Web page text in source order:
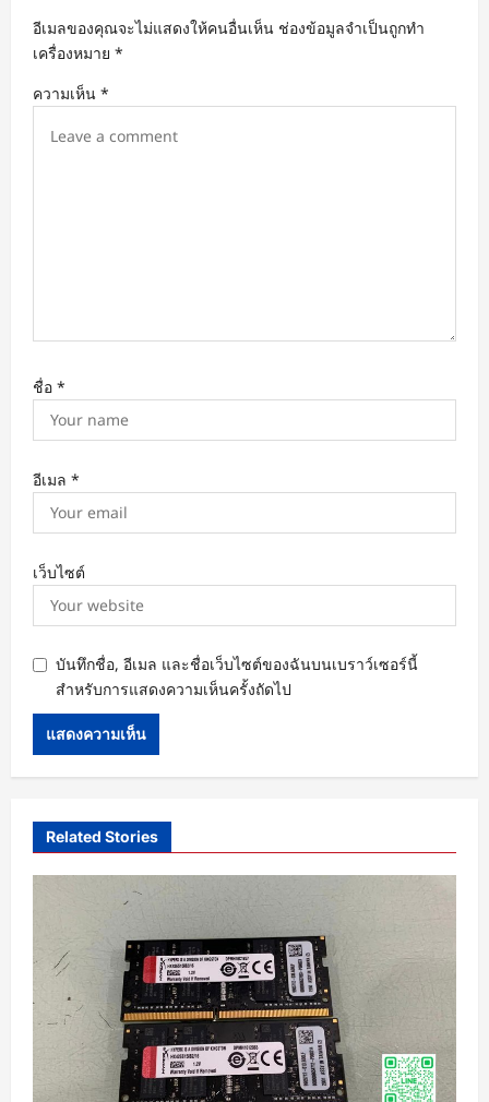
a
t
i
อีเมลของคุณจะไม่แสดงให้คนอื่นเห็น ช่องข้อมูลจำเป็นถูกทำ
เครื่องหมาย *
ความเห็น *
ชื่อ *
อีเมล *
เว็บไซต์
บันทึกชื่อ, อีเมล และชื่อเว็บไซต์ของฉันบนเบราว์เซอร์นี้
สำหรับการแสดงความเห็นครั้งถัดไป
Related Stories